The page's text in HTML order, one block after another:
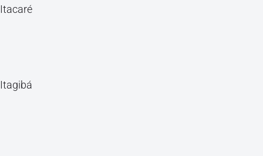
Itacaré
Itagibá